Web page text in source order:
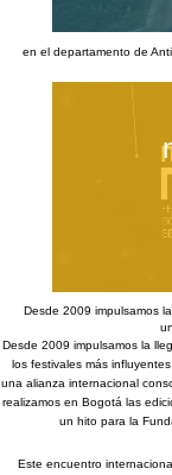
en el departamento de
Desde 2009 impulsamos
Desde 2009 impulsamos la
los festivales más
una alianza internacional
realizamos en Bogotá las
un hito para la
Este encuentro